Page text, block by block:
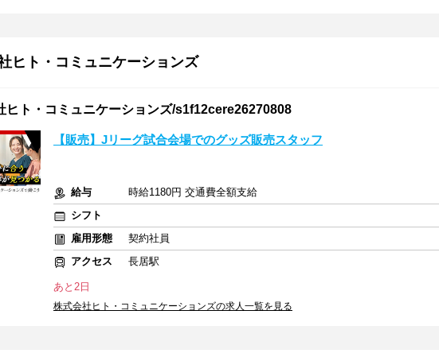
ヒト・コミュニケーションズ
ヒト・コミュニケーションズ/s1f12cere26270808
【販売】Jリーグ試合会場でのグッズ販売スタッフ
給与
時給1180円 交通費全額支給
シフト
雇用形態
契約社員
アクセス
長居駅
あと2日
株式会社ヒト・コミュニケーションズの求人一覧を見る